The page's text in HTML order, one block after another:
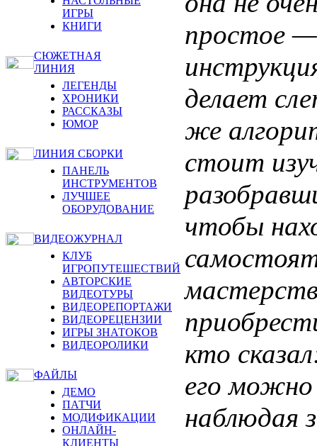
ИГРЫ
КНИГИ
СЮЖЕТНАЯ
ЛИНИЯ
ЛЕГЕНДЫ
ХРОНИКИ
РАССКАЗЫ
ЮМОР
ЛИНИЯ СБОРКИ
ПАНЕЛЬ
ИНСТРУМЕНТОВ
ЛУЧШЕЕ
ОБОРУДОВАНИЕ
ВИДЕОЖУРНАЛ
КЛУБ
ИГРОПУТЕШЕСТВИЙ
АВТОРСКИЕ
ВИДЕОТУРЫ
ВИДЕОРЕПОРТАЖИ
ВИДЕОРЕЦЕНЗИИ
ИГРЫ ЗНАТОКОВ
ВИДЕОРОЛИКИ
ФАЙЛЫ
ДЕМО
ПАТЧИ
МОДИФИКАЦИИ
ОНЛАЙН-
КЛИЕНТЫ
простое
делает
же
стоит
чтобы
кто
его можно
наблюдая